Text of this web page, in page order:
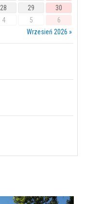
28 29
30
4 5
6
Wrzesień 2026 »